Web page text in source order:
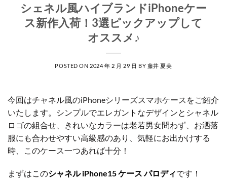
シェネル風ハイブランドiPhoneケー
ス新作入荷！3選ピックアップして
オススメ♪
POSTED ON 2024 年 2 月 29 日 BY 藤井 夏美
今回はチャネル風のiPhoneシリーズスマホケースをご紹介
いたします。シンプルでエレガントなデザインとシャネル
ロゴの組合せ、きれいなカラーは老若男女問わず、お洒落
服にも合わせやすい高級感のあり、気軽にお出かけする
時、このケース一つあれば十分！
まずはこのシャネル iPhone15 ケース パロディです！